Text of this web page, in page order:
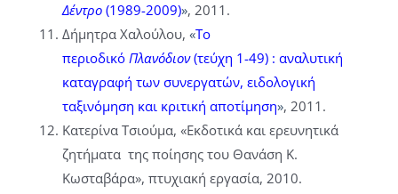
Δέντρο(1989-2009)», 2011.
Δήμητρα Χαλούλου, «Το
περιοδικό Πλανόδιον(τεύχη 1-49) : αναλυτική
καταγραφή των συνεργατών, ειδολογική
ταξινόμηση και κριτική αποτίμηση», 2011.
Κατερίνα Τσιούμα, «Εκδοτικά και ερευνητικά
ζητήματα της ποίησης του Θανάση Κ.
Κωσταβάρα», πτυχιακή εργασία, 2010.